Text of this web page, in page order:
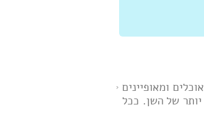
ומאופיינים
של השן. ככל